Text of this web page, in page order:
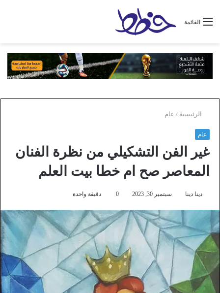
القائمة
الرئيسية / عام
عام
غير الفن التشكيلي من نظرة الفنان
المعاصر صح ام خطا بيت العلم
دينا دينا سبتمبر 30, 2023 0 دقيقة واحدة